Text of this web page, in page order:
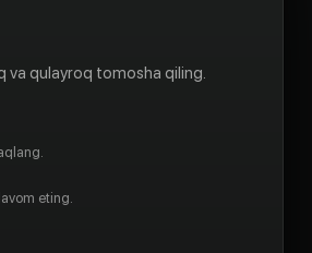
qulayroq tomosha qiling.
eting.